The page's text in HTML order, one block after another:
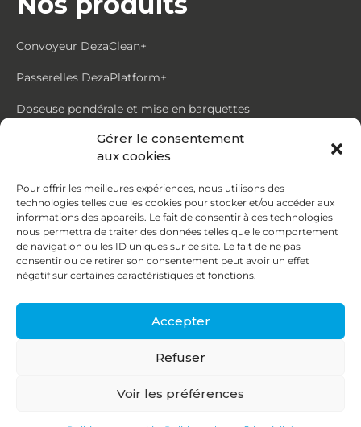
Gérer le consentement
aux cookies
Pour offrir les meilleures expériences, nous utilisons des
technologies telles que les cookies pour stocker et/ou accéder aux
informations des appareils. Le fait de consentir à ces technologies
nous permettra de traiter des données telles que le comportement
de navigation ou les ID uniques sur ce site. Le fait de ne pas
consentir ou de retirer son consentement peut avoir un effet
négatif sur certaines caractéristiques et fonctions.
Accepter
Refuser
Voir les préférences
Convoyeur DezaClean+
Passerelles DezaPlatform+
Doseuse pondérale et mise en barquettes
Trémie mouvante DezaMouv+
Contact
87, rue du Ruisseau
38070 St Quentin Fallavier
contact@deza.fr